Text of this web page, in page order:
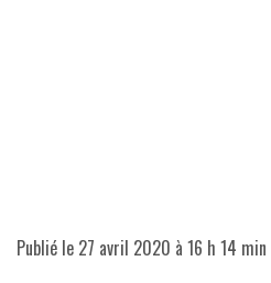
Publié le 27 avril 2020 à 16 h 14 min